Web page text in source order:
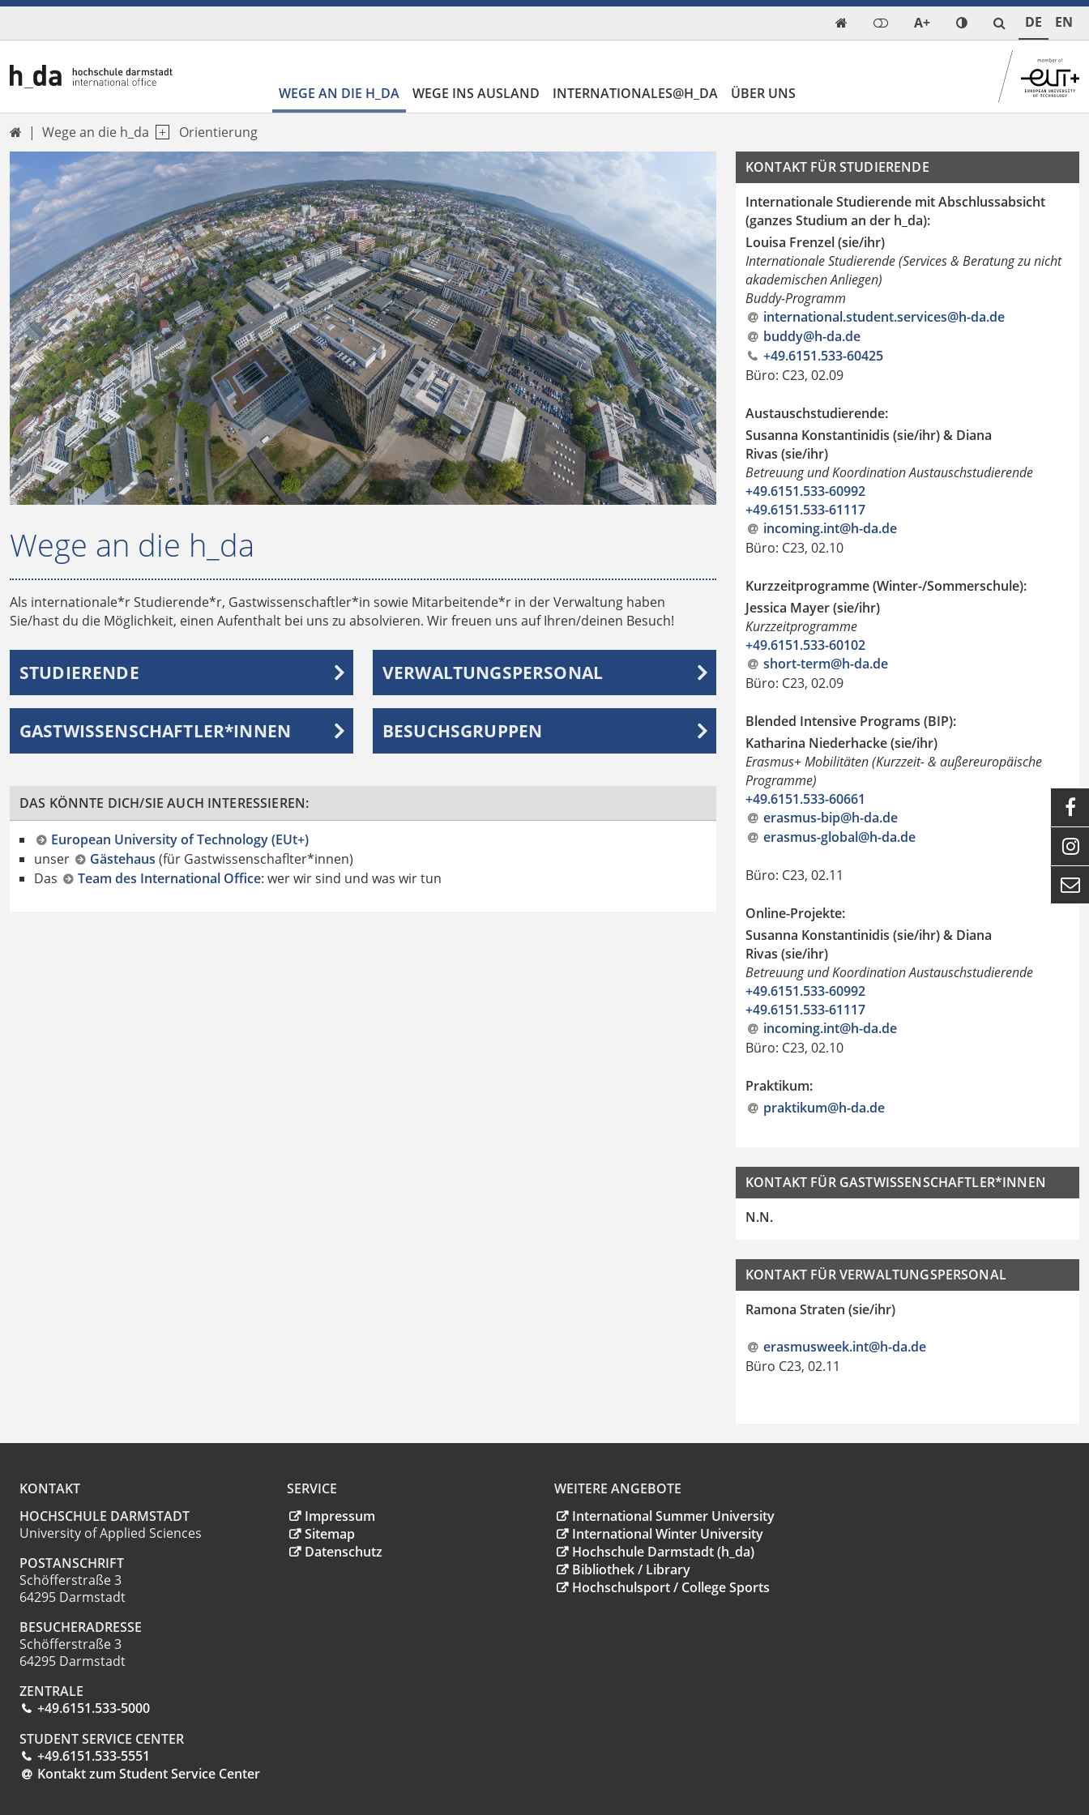
 A+ DE EN
WEGE AN DIE H_DA WEGE INS AUSLAND INTERNATIONALES@H_DA ÜBER UNS
 Wege an die h_da Orientierung
Wege an die h_da
Als internationale*r Studierende*r, Gastwissenschaftler*in sowie Mitarbeitende*r in der Verwaltung haben
Sie/hast du die Möglichkeit, einen Aufenthalt bei uns zu absolvieren. Wir freuen uns auf Ihren/deinen Besuch!
STUDIERENDE
GASTWISSENSCHAFTLER*INNEN
VERWALTUNGSPERSONAL
BESUCHSGRUPPEN
DAS KÖNNTE DICH/SIE AUCH INTERESSIEREN:
European University of Technology (EUt+)
unser
Gästehaus(für Gastwissenschaflter*innen)
Das
Team des International Office: wer wir sind und was wir tun
KONTAKT FÜR STUDIERENDE
Internationale Studierende mit Abschlussabsicht
(ganzes Studium an der h_da):
Louisa Frenzel (sie/ihr)
Internationale Studierende (Services & Beratung zu nicht
akademischen Anliegen)
Buddy-Programm
international.student.services@h-da.de
buddy@h-da.de
+49.6151.533-60425
Büro: C23, 02.09
Austauschstudierende:
Susanna Konstantinidis (sie/ihr) & Diana
Rivas (sie/ihr)
Betreuung und Koordination Austauschstudierende
+49.6151.533-60992
+49.6151.533-61117
incoming.int@h-da.de
Büro: C23, 02.10
Kurzzeitprogramme (Winter-/Sommerschule):
Jessica Mayer (sie/ihr)
Kurzzeitprogramme
+49.6151.533-60102
short-term@h-da.de
Büro: C23, 02.09
Blended Intensive Programs (BIP):
Katharina Niederhacke (sie/ihr)
Erasmus+ Mobilitäten (Kurzzeit- & außereuropäische
Programme)
+49.6151.533-60661
erasmus-bip@h-da.de
erasmus-global@h-da.de
Büro: C23, 02.11
Online-Projekte:
Susanna Konstantinidis (sie/ihr) & Diana
Rivas (sie/ihr)
Betreuung und Koordination Austauschstudierende
+49.6151.533-60992
+49.6151.533-61117
incoming.int@h-da.de
Büro: C23, 02.10
Praktikum:
praktikum@h-da.de
KONTAKT FÜR GASTWISSENSCHAFTLER*INNEN
N.N.
KONTAKT FÜR VERWALTUNGSPERSONAL
Ramona Straten (sie/ihr)
erasmusweek.int@h-da.de
Büro C23, 02.11
KONTAKT
HOCHSCHULE DARMSTADT
University of Applied Sciences
POSTANSCHRIFT
Schöfferstraße 3
64295 Darmstadt
BESUCHERADRESSE
Schöfferstraße 3
64295 Darmstadt
ZENTRALE
+49.6151.533-5000
STUDENT SERVICE CENTER
+49.6151.533-5551
Kontakt zum Student Service Center
SERVICE
Impressum
Sitemap
Datenschutz
WEITERE ANGEBOTE
International Summer University
International Winter University
Hochschule Darmstadt (h_da)
Bibliothek / Library
Hochschulsport / College Sports


